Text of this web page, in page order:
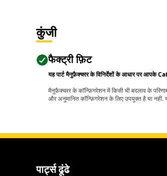
कुंजी
फैक्ट्री फ़िट
यह पार्ट मैनुफ़ैक्चरर के विनिर्देशों के आधार पर आपके
मैनुफ़ैक्चरर के कॉन्फ़िगरेशन में किसी भी बदलाव के
और अनुमानित कॉन्फ़िगरेशन के लिए उपयुक्त है या नहीं.
पार्ट्स ढूंढे